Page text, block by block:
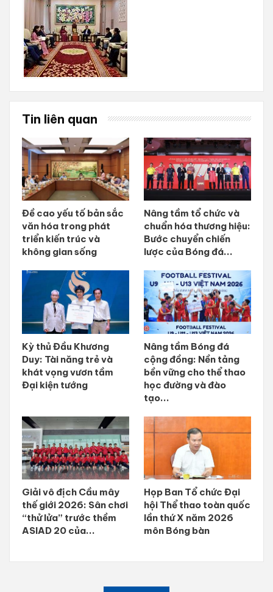
Tin liên quan
Đề cao yếu tố bản sắc
văn hóa trong phát
triển kiến trúc và
không gian sống
Nâng tầm tổ chức và
chuẩn hóa thương hiệu:
Bước chuyển chiến
lược của Bóng đá...
Kỳ thủ Đầu Khương
Duy: Tài năng trẻ và
khát vọng vươn tầm
Đại kiện tướng
Nâng tầm Bóng đá
cộng đồng: Nền tảng
bền vững cho thể thao
học đường và đào
tạo...
Giải vô địch Cầu mây
thế giới 2026: Sân chơi
“thử lửa” trước thềm
ASIAD 20 của...
Họp Ban Tổ chức Đại
hội Thể thao toàn quốc
lần thứ X năm 2026
môn Bóng bàn